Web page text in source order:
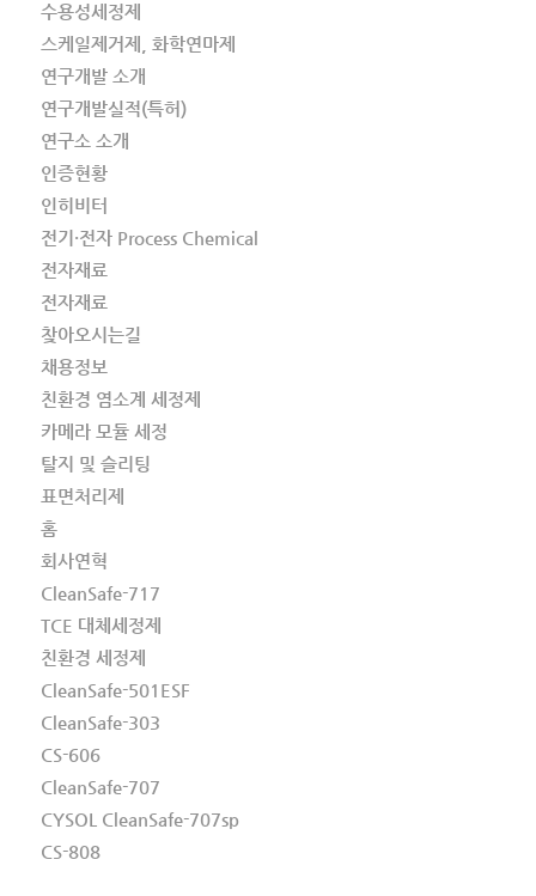
수용성세정제
스케일제거제, 화학연마제
연구개발 소개
연구개발실적(특허)
연구소 소개
인증현황
인히비터
전기·전자 Process Chemical
전자재료
전자재료
찾아오시는길
채용정보
친환경 염소계 세정제
카메라 모듈 세정
탈지 및 슬리팅
표면처리제
홈
회사연혁
CleanSafe-717
TCE 대체세정제
친환경 세정제
CleanSafe-501ESF
CleanSafe-303
CS-606
CleanSafe-707
CYSOL CleanSafe-707sp
CS-808